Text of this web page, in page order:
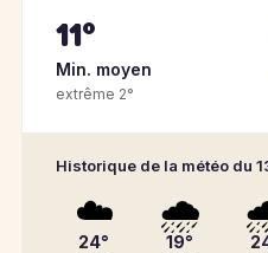
11°
Min. moyen
extrême 2°
Historique de la météo du
☁️
24°
🌧️
19°